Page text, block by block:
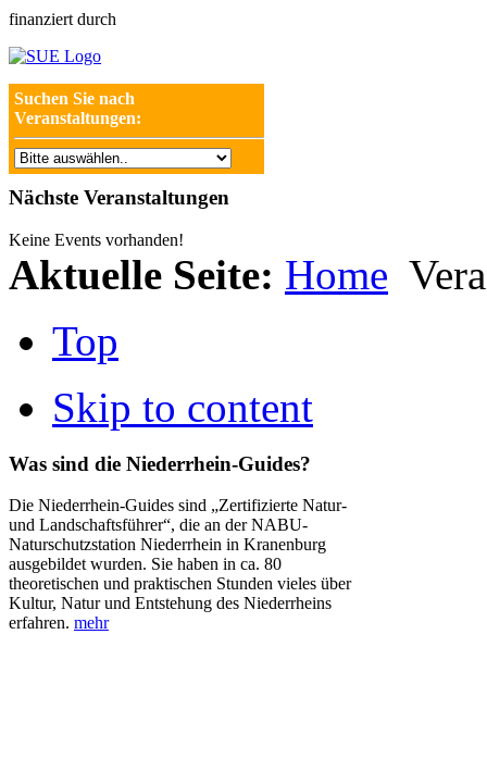
finanziert durch
Suchen Sie nach
Veranstaltungen:
Nächste Veranstaltungen
Keine Events vorhanden!
Aktuelle Seite: Home
Top
Skip to content
Was sind die Niederrhein-Guides?
Die Niederrhein-Guides sind „Zertifizierte Natur-
und Landschaftsführer“, die an der NABU-
Naturschutzstation Niederrhein in Kranenburg
ausgebildet wurden. Sie haben in ca. 80
theoretischen und praktischen Stunden vieles über
Kultur, Natur und Entstehung des Niederrheins
erfahren. mehr